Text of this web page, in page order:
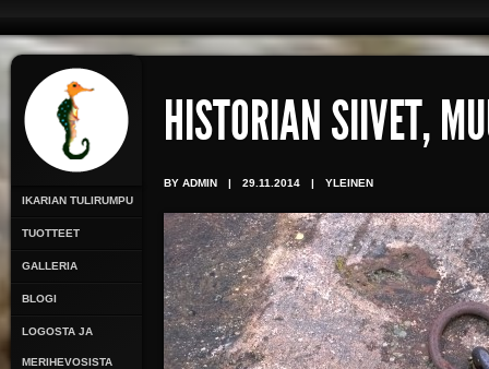
IKARIAN TULIRUMPU
TUOTTEET
GALLERIA
BLOGI
LOGOSTA JA
MERIHEVOSISTA
HISTORIAN SIIVET,
BY ADMIN | 29.11.2014 | YLEINEN